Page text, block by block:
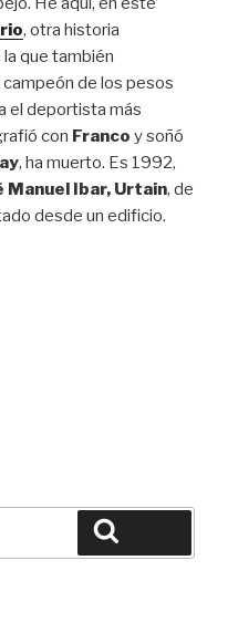
, otra historia
que también
de los pesos
el deportista más
con Franco y soñó
, ha muerto. Es 1992,
Manuel Ibar, Urtain, de
desde un edificio.